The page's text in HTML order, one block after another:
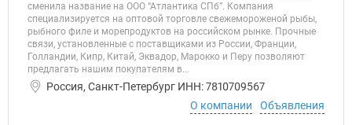
сменила название на ООО “Атлантика СПб”. Компания
специализируется на оптовой торговле свежемороженой рыбы,
рыбного филе и морепродуктов на российском рынке. Прочные
связи, установленные с поставщиками из России, Франции,
Голландии, Кипр, Китай, Эквадор, Марокко и Перу позволяют
предлагать нашим покупателям в...
Россия, Санкт-Петербург ИНН: 7810709567
О компании
Объявления